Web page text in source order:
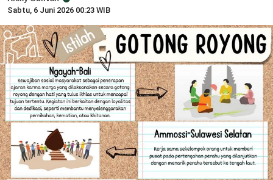
Sabtu, 6 Juni 2026 00:23 WIB